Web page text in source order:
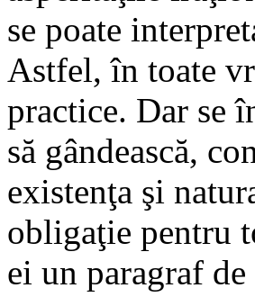
se poate
Astfel, în toate
practice. Dar se
să gândească,
existenţa şi
obligaţie pentru
ei un paragraf